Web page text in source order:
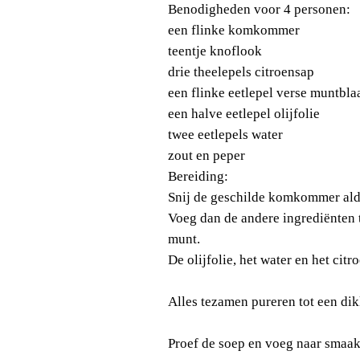
Benodigheden voor 4 personen:
een flinke komkommer
teentje knoflook
drie theelepels citroensap
een flinke eetlepel verse
een halve eetlepel olijfolie
twee eetlepels water
zout en peper
Bereiding:
Snij de geschilde komkommer
Voeg dan de andere
munt.
De olijfolie, het water en het
Alles tezamen pureren tot een
Proef de soep en voeg naar